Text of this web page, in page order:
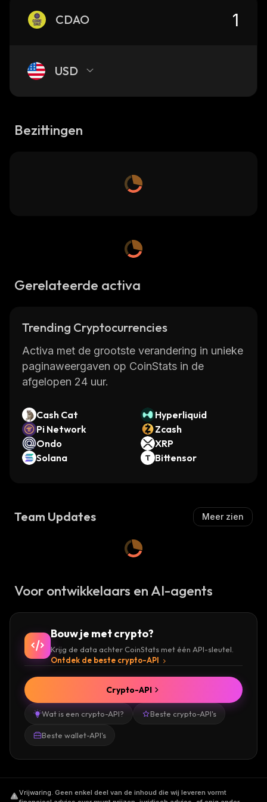
CDAO
USD
Bezittingen
Gerelateerde activa
Trending Cryptocurrencies
Activa met de grootste verandering in unieke
paginaweergaven op CoinStats in de
afgelopen 24 uur.
Cash Cat
Hyperliquid
Pi Network
Zcash
Ondo
XRP
Solana
Bittensor
Team Updates Meer zien
Voor ontwikkelaars en AI-agents
Bouw je met crypto?
Krijg de data achter CoinStats met één API-sleutel.
Ontdek de beste crypto-API
Wat is een crypto-API? Beste crypto-API's
Beste wallet-API's
Crypto-API
Vrijwaring. Geen enkel deel van de inhoud die wij leveren vormt